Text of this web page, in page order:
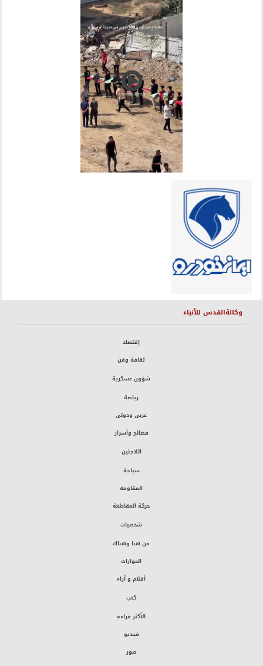
وكالةالقدس للأنباء
إقتصاد
ثقافة وفن
شؤون عسكرية
رياضة
عربي ودولي
فضائح وأسرار
اللاجئين
سياحة
المقاومة
حركة المقاطعة
شخصيات
من هنا وهناك
الحوارات
أقلام و آراء
كتب
الأكثر قراءة
فيديو
صور